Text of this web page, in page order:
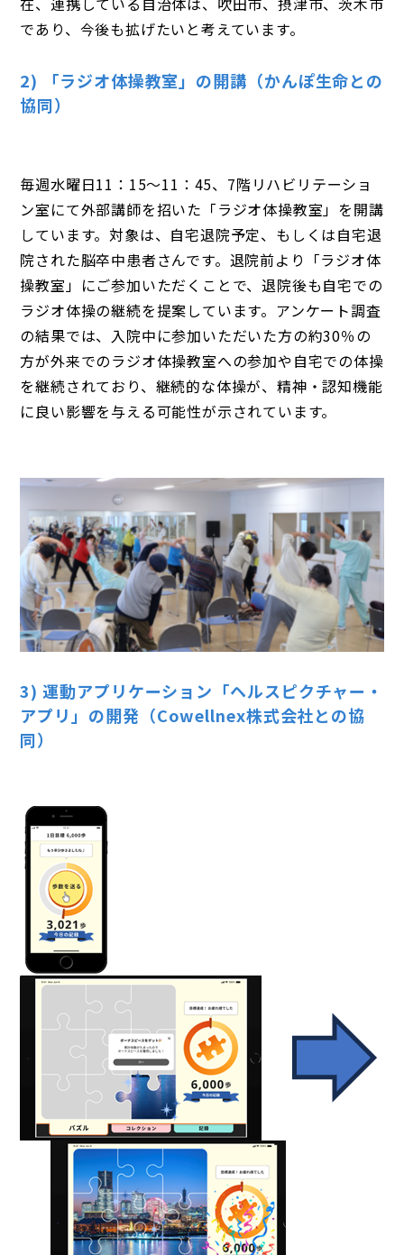
であり、今後も拡げたいと考えています。
2) 「ラジオ体操教室」の開講（かんぽ生命との
協同）
毎週水曜日11：15〜11：45、7階リハビリテーショ
ン室にて外部講師を招いた「ラジオ体操教室」を開講
しています。対象は、自宅退院予定、もしくは自宅退
院された脳卒中患者さんです。退院前より「ラジオ体
操教室」にご参加いただくことで、退院後も自宅での
ラジオ体操の継続を提案しています。アンケート調査
の結果では、入院中に参加いただいた方の約30％の
方が外来でのラジオ体操教室への参加や自宅での体操
を継続されており、継続的な体操が、精神・認知機能
に良い影響を与える可能性が示されています。
3) 運動アプリケーション「ヘルスピクチャー・
アプリ」の開発（Cowellnex株式会社との協
同）